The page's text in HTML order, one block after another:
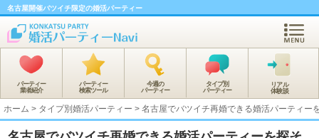
名古屋開催バツイチ限定の婚活パーティー
パーティー
業者紹介
パーティー
検索ツール
今週の
パーティー
タイプ別
パーティー
リアル
体験談
ホーム > タイプ別婚活パーティー > 名古屋でバツイチ再婚できる婚活パーティー